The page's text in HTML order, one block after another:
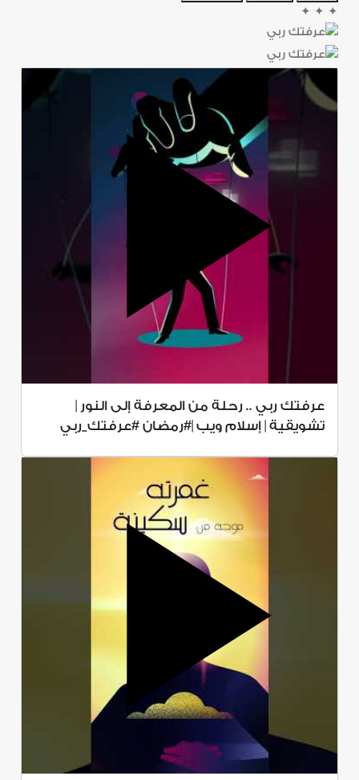
✦
✦
✦
عرفتك ربي .. رحلة من المعرفة إلى النور |
تشويقية | إسلام ويب |#رمضان #عرفتك_ربي